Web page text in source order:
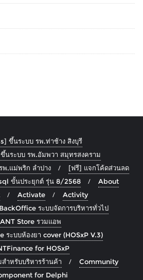
ขึ้นระบบ รพ.ท่าช้าง สิงบุรี
นระบบ รพ.อัมพวา สมุทรสงคราม
.แม่พริก ลำปาง
[ฟรี] แจกโค้ดส่วนลด
ขั้นประยุกต์ รุ่น 8/2568
About
Activate
Activity
ระบบจัดการบริหารทั่วไป
ANT Store รวมแอพ
ระบบห้องยา cover (HOSxP V.3)
for HOSxP
ำหรับบริหารร้านค้า
Community
for Delphi